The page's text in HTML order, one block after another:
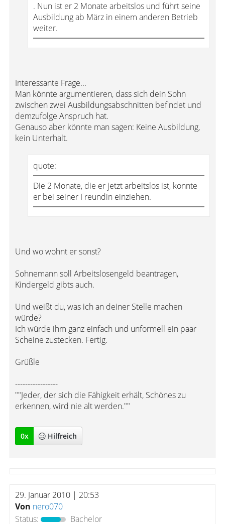
. Nun ist er 2 Monate arbeitslos und führt seine
Ausbildung ab März in einem anderen Betrieb
weiter.
Interessante Frage...
Man könnte argumentieren, dass sich dein Sohn
zwischen zwei Ausbildungsabschnitten befindet und
demzufolge Anspruch hat.
Genauso aber könnte man sagen: Keine Ausbildung,
kein Unterhalt.
quote:
Die 2 Monate, die er jetzt arbeitslos ist, konnte
er bei seiner Freundin einziehen.
Und wo wohnt er sonst?
Sohnemann soll Arbeitslosengeld beantragen,
Kindergeld gibts auch.
Und weißt du, was ich an deiner Stelle machen
würde?
Ich würde ihm ganz einfach und unformell ein paar
Scheine zustecken. Fertig.
Grüßle
-----------------
""Jeder, der sich die Fähigkeit erhält, Schönes zu
erkennen, wird nie alt werden.""
0x Hilfreich
29. Januar 2010 | 20:53
Von nero070
Status:
Bachelor